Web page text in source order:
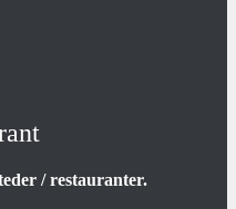
/ restauranter.